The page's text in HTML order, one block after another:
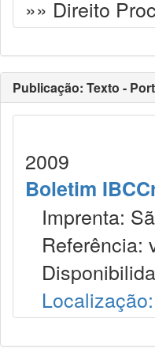
»» Direito
Publicação: Texto -
2009
Boletim
Imprenta:
Referência:
Localização: